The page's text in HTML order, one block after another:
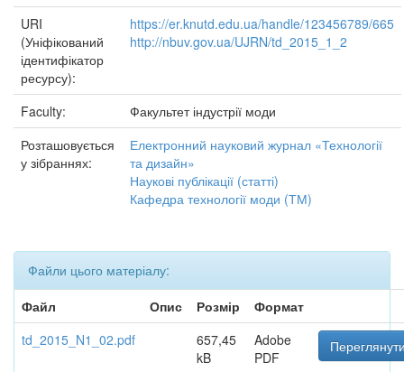
URI
(Уніфікований
ідентифікатор
ресурсу):
https://er.knutd.edu.ua/handle/123456789/665
http://nbuv.gov.ua/UJRN/td_2015_1_2
Faculty:
Факультет індустрії моди
Розташовується
у зібраннях:
Електронний науковий журнал «Технології
та дизайн»
Наукові публікації (статті)
Кафедра технології моди (ТМ)
Файли цього матеріалу:
Файл
Опис Розмір
Формат
td_2015_N1_02.pdf
657,45
kB
Adobe
PDF